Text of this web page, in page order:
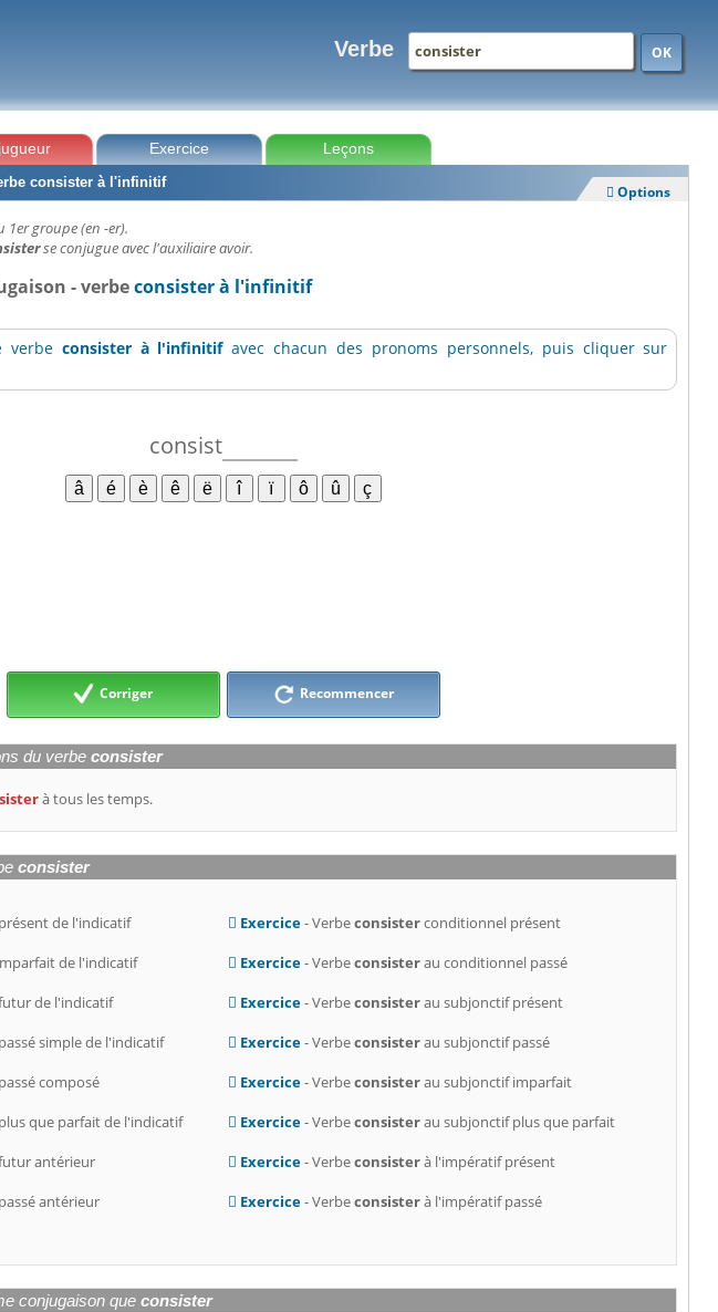
Verbe OK
Exercice
Leçons
consister à l'infinitif
 Options
1er groupe (en -er).
se conjugue avec l'auxiliaire avoir.
- verbeconsister à l'infinitif
verbe consister à l'infinitifavec chacun des pronoms personnels, puis cliquer sur
consist
Corriger Recommencer
du verbeconsister
à tous les temps.
consister
de l'indicatif
de l'indicatif
de l'indicatif
simple de l'indicatif
composé
que parfait de l'indicatif
antérieur
antérieur
Exercice- Verbeconsisterconditionnel présent
Exercice- Verbeconsisterau conditionnel passé
Exercice- Verbeconsisterau subjonctif présent
Exercice- Verbeconsisterau subjonctif passé
Exercice- Verbeconsisterau subjonctif imparfait
Exercice- Verbeconsisterau subjonctif plus que parfait
Exercice- Verbeconsisterà l'impératif présent
Exercice- Verbeconsisterà l'impératif passé
conjugaison queconsister